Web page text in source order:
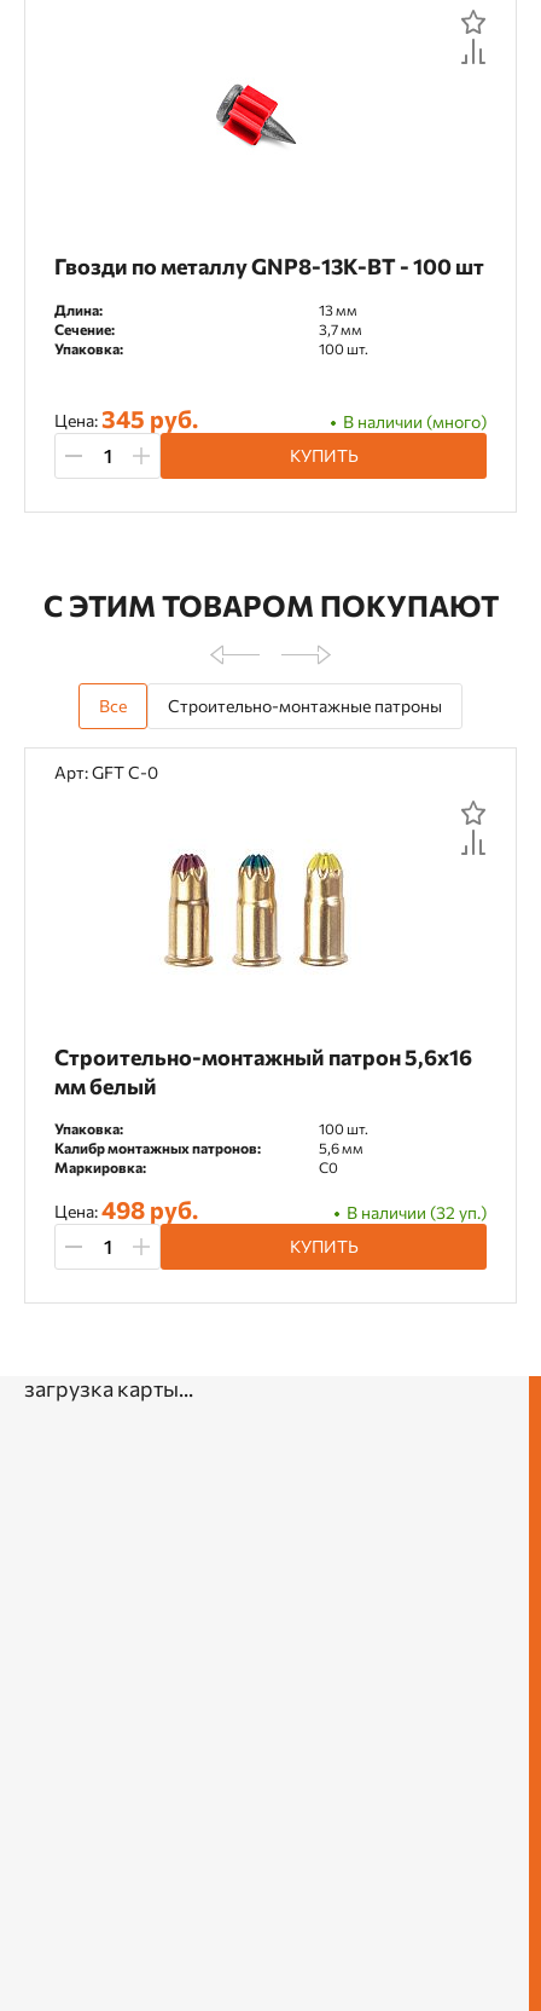
Гвозди по металлу GNP8-13K-BT - 100 шт
Длина:
13 мм
Сечение:
3,7 мм
Упаковка:
100 шт.
Цена:345 руб.
В наличии (много)
КУПИТЬ
С ЭТИМ ТОВАРОМ ПОКУПАЮТ
Все Строительно-монтажные патроны
Арт: GFT C-0
Строительно-монтажный патрон 5,6х16
мм белый
Упаковка:
100 шт.
Калибр монтажных патронов:
5,6 мм
Маркировка:
С0
Цена:498 руб.
В наличии (32 уп.)
КУПИТЬ
загрузка карты...